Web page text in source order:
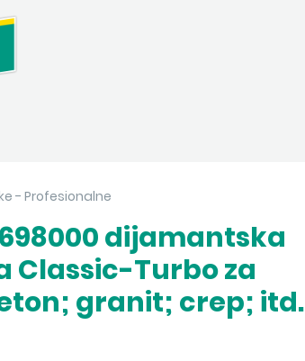
- Profesionalne
dijamantska
Classic-Turbo za
granit; crep; itd.